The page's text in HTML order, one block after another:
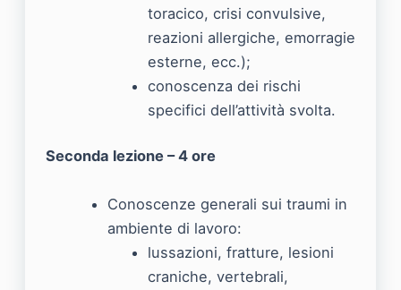
toracico, crisi convulsive,
reazioni allergiche, emorragie
esterne, ecc.);
conoscenza dei rischi
specifici dell’attività svolta.
Seconda lezione – 4 ore
Conoscenze generali sui traumi in
ambiente di lavoro:
lussazioni, fratture, lesioni
craniche, vertebrali,